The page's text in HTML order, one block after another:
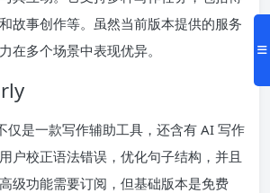
故事创作等。虽然当前版本提供的服务
在多个场景中表现优异。
仅是一款写作辅助工具，还含有 AI 写作
户校正语法错误，优化句子结构，并且
级功能需要订阅，但基础版本是免费